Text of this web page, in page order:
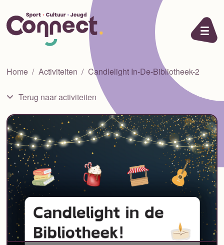
Ga naar de inhoud
Home Activiteiten Candlelight In-De-Bibliotheek-2
Terug naar activiteiten